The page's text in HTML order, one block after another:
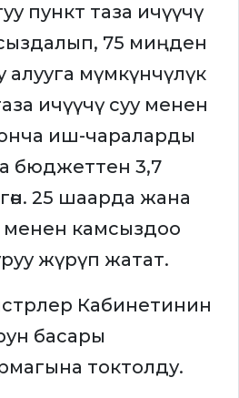
пункт таза ичүүчү
75 миңден
алууга мүмкүнчүлүк
ичүүчү суу менен
иш-чараларды
бюджеттен 3,7
25 шаарда жана
менен камсыздоо
жүрүп жатат.
Кабинетинин
басары
токтолду.